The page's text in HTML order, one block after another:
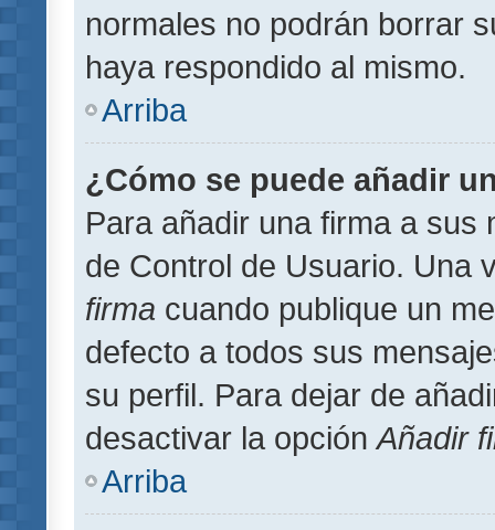
normales no podrán borrar
haya respondido al mismo.
Arriba
¿Cómo se puede añadir
Para añadir una firma a sus
de Control de Usuario. Una
firma cuando publique un
defecto a todos sus
su perfil. Para dejar de
desactivar la opción Añadir
Arriba